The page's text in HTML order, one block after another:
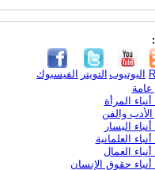
الفيسبوك التويتر اليوتيوب
عامة
المرأة
الأدب والفن
اليسار
العلمانية
أنباء العمال
أنباء حقوق الإنسان